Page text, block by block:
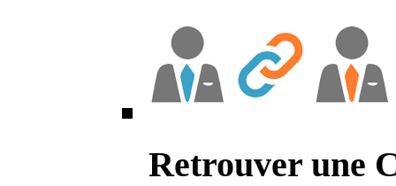
Retrouver une